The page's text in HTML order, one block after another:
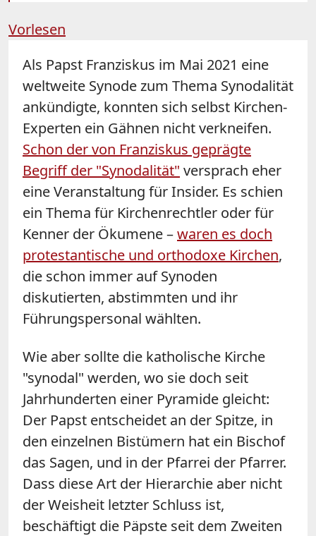
Vorlesen
Als Papst Franziskus im Mai 2021 eine
weltweite Synode zum Thema Synodalität
ankündigte, konnten sich selbst Kirchen-
Experten ein Gähnen nicht verkneifen.
Schon der von Franziskus geprägte
Begriff der "Synodalität" versprach eher
eine Veranstaltung für Insider. Es schien
ein Thema für Kirchenrechtler oder für
Kenner der Ökumene –waren es doch
protestantische und orthodoxe Kirchen,
die schon immer auf Synoden
diskutierten, abstimmten und ihr
Führungspersonal wählten.
Wie aber sollte die katholische Kirche
"synodal" werden, wo sie doch seit
Jahrhunderten einer Pyramide gleicht:
Der Papst entscheidet an der Spitze, in
den einzelnen Bistümern hat ein Bischof
das Sagen, und in der Pfarrei der Pfarrer.
Dass diese Art der Hierarchie aber nicht
der Weisheit letzter Schluss ist,
beschäftigt die Päpste seit dem Zweiten